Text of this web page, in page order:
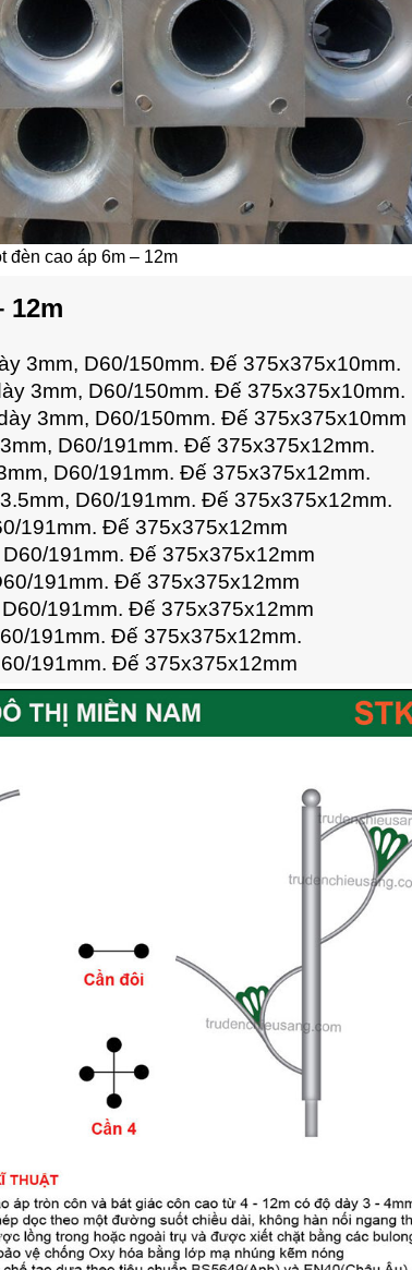
đèn cao áp 6m – 12m
12m
3mm, D60/150mm. Đế 375x375x10mm.
3mm, D60/150mm. Đế 375x375x10mm.
3mm, D60/150mm. Đế 375x375x10mm
D60/191mm. Đế 375x375x12mm.
D60/191mm. Đế 375x375x12mm.
D60/191mm. Đế 375x375x12mm.
191mm. Đế 375x375x12mm
191mm. Đế 375x375x12mm
191mm. Đế 375x375x12mm
191mm. Đế 375x375x12mm
191mm. Đế 375x375x12mm.
191mm. Đế 375x375x12mm